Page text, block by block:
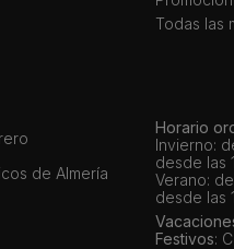
Todas las
de Almería
Horario
Invierno:
desde las
Verano:
desde las
Festivos: